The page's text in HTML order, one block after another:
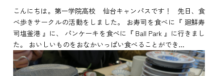
こんにちは。第一学院高校 仙台キャンパスです！ 先日、食
べ歩きサークルの活動をしました。 お寿司を食べに『 廻鮮寿
司塩釜港 』に、 パンケーキを食べに『 Ball Park 』に行きまし
た。 おいしいものをおなかいっぱい食べることができ...